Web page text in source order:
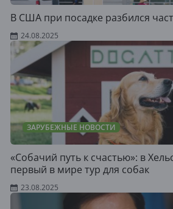
В США при посадке разбился
24.08.2025
ЗАРУБЕЖНЫЕ НОВОСТИ
«Собачий путь к счастью»: в
первый в мире тур для собак
23.08.2025